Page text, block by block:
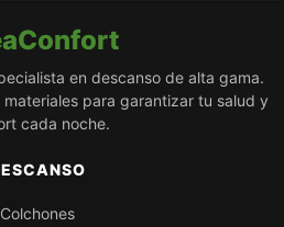
en descanso de alta gama.
materiales para garantizar tu salud y
cada noche.
Colchones